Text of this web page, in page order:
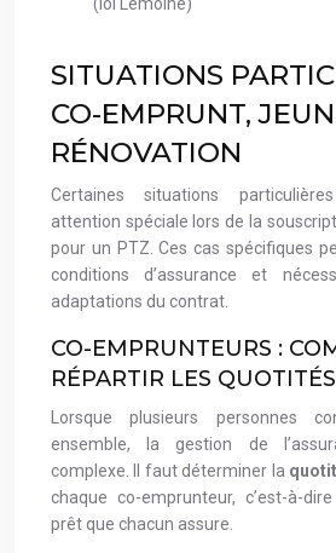
SITUATIONS
CO-EMPRUNT,
RÉNOVATION
Certaines situations
attention spéciale lors de la
pour un PTZ. Ces cas spécifiques
conditions d’assurance et
adaptations du contrat.
CO-EMPRUNTEURS :
RÉPARTIR LES
Lorsque plusieurs personnes
ensemble, la gestion de
complexe. Il faut déterminer la
chaque co-emprunteur, c’est-à-
prêt que chacun assure.